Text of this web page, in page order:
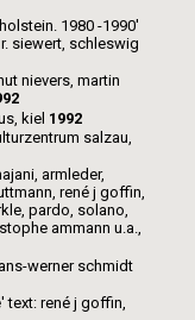
1980 -1990'
siewert, schleswig
nievers, martin
kiel 1992
salzau,
armleder,
rené j goffin,
pardo, solano,
ammann u.a.,
werner schmidt
text: rené j goffin,